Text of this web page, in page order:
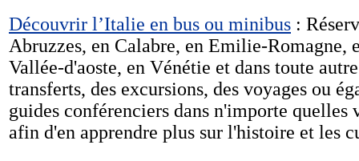
Découvrir l’Italie en bus ou minibus :
Abruzzes, en Calabre, en Emilie-Romagne,
Vallée-d'aoste, en Vénétie et dans toute
transferts, des excursions, des voyages ou
guides conférenciers dans n'importe quelles
afin d'en apprendre plus sur l'histoire et les